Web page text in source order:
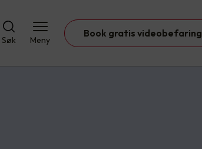
Søk Meny
Book gratis videobefaring